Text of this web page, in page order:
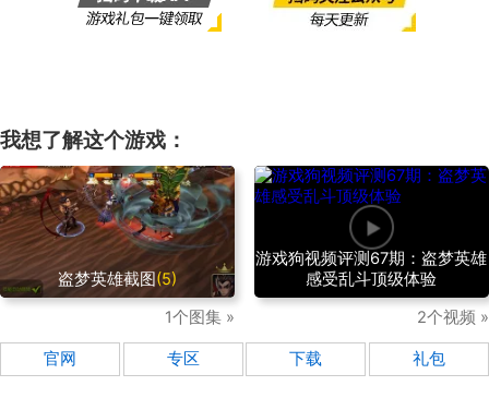
我想了解这个游戏：
盗梦英雄截图(5)
1个图集 »
游戏狗视频评测67期：盗梦英雄
感受乱斗顶级体验
2个视频 »
官网 专区 下载 礼包